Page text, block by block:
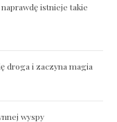
istnieje takie
droga i zaczyna magia
wyspy